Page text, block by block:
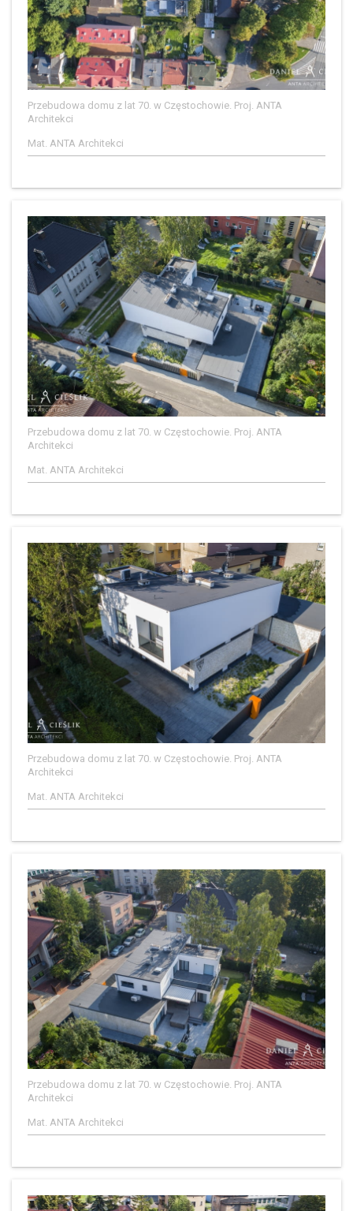
Przebudowa domu z lat 70. w Częstochowie. Proj. ANTA
Architekci
Mat. ANTA Architekci
Przebudowa domu z lat 70. w Częstochowie. Proj. ANTA
Architekci
Mat. ANTA Architekci
Przebudowa domu z lat 70. w Częstochowie. Proj. ANTA
Architekci
Mat. ANTA Architekci
Przebudowa domu z lat 70. w Częstochowie. Proj. ANTA
Architekci
Mat. ANTA Architekci